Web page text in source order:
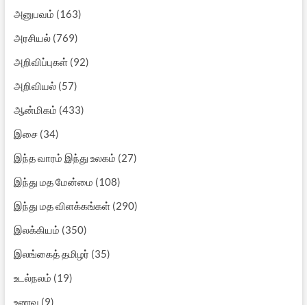
அனுபவம் (163)
அரசியல்(769)
அறிவிப்புகள்(92)
அறிவியல்(57)
ஆன்மிகம் (433)
இசை(34)
இந்த வாரம் இந்து உலகம் (27)
இந்து மத மேன்மை (108)
இந்து மத விளக்கங்கள்(290)
இலக்கியம் (350)
இலங்கைத் தமிழர் (35)
உடல்நலம் (19)
உணவு (9)